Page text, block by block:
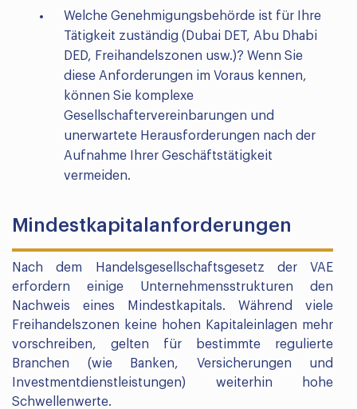
Welche Genehmigungsbehörde ist für Ihre
Tätigkeit zuständig (Dubai DET, Abu Dhabi
DED, Freihandelszonen usw.)? Wenn Sie
diese Anforderungen im Voraus kennen,
können Sie komplexe
Gesellschaftervereinbarungen und
unerwartete Herausforderungen nach der
Aufnahme Ihrer Geschäftstätigkeit
vermeiden.
Mindestkapitalanforderungen
Nach dem Handelsgesellschaftsgesetz der VAE
erfordern einige Unternehmensstrukturen den
Nachweis eines Mindestkapitals. Während viele
Freihandelszonen keine hohen Kapitaleinlagen mehr
vorschreiben, gelten für bestimmte regulierte
Branchen (wie Banken, Versicherungen und
Investmentdienstleistungen) weiterhin hohe
Schwellenwerte.